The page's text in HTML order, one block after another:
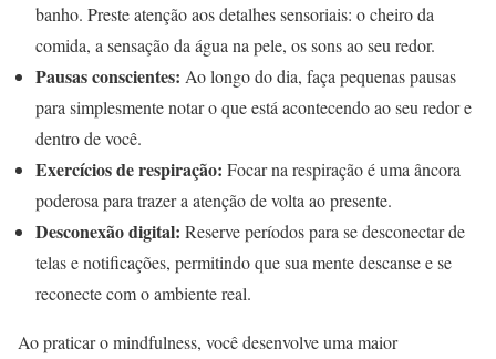
banho. Preste atenção aos detalhes sensoriais: o cheiro da
comida, a sensação da água na pele, os sons ao seu redor.
Pausas conscientes: Ao longo do dia, faça pequenas pausas
para simplesmente notar o que está acontecendo ao seu redor e
dentro de você.
Exercícios de respiração: Focar na respiração é uma âncora
poderosa para trazer a atenção de volta ao presente.
Desconexão digital: Reserve períodos para se desconectar de
telas e notificações, permitindo que sua mente descanse e se
reconecte com o ambiente real.
Ao praticar o mindfulness, você desenvolve uma maior